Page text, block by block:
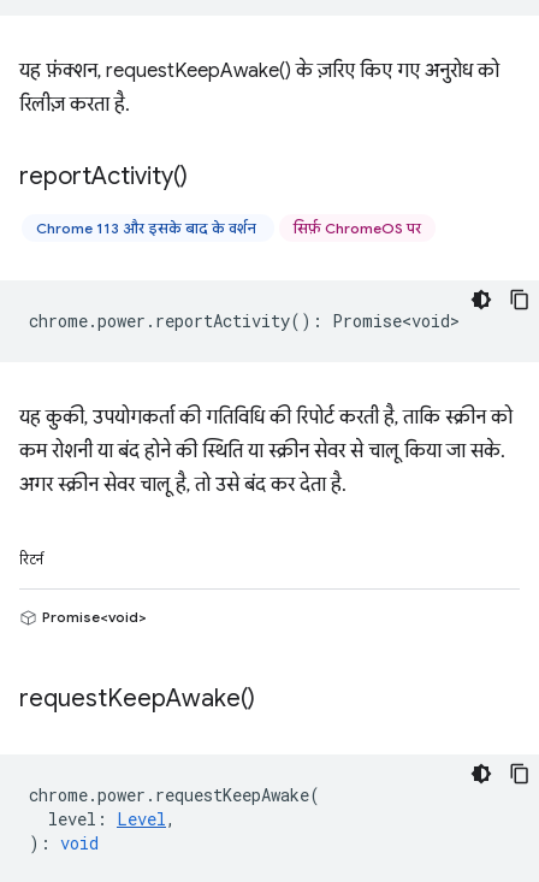
यह फ़ंक्शन, requestKeepAwake() के ज़रिए किए गए अनुरोध को
रिलीज़ करता है.
reportActivity()
Chrome 113 और इसके बाद के वर्शन सिर्फ़ ChromeOS पर
chrome.power . reportActivity() : Promise<void>
यह कुकी, उपयोगकर्ता की गतिविधि की रिपोर्ट करती है, ताकि स्क्रीन को
कम रोशनी या बंद होने की स्थिति या स्क्रीन सेवर से चालू किया जा सके.
अगर स्क्रीन सेवर चालू है, तो उसे बंद कर देता है.
रिटर्न
Promise<void>
requestKeepAwake()
chrome.power . requestKeepAwake(
level : Level,
) : void